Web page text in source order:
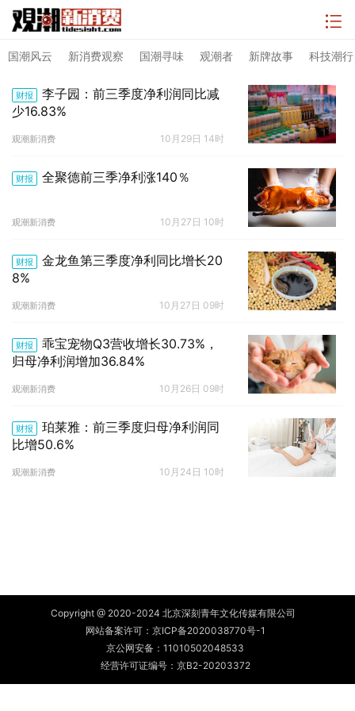
国潮风云 新消费观察 国潮寻味 观潮者 新牌故事 科技潮行
财报
李子园：前三季度净利润同比减
少16.83%
观潮新消费 10月29日 14时
财报 全聚德前三季净利涨140％
观潮新消费 10月27日 10时
财报
金龙鱼第三季度净利同比增长20
8%
观潮新消费 10月27日 09时
财报
乖宝宠物Q3营收增长30.73%，
归母净利润增加36.84%
观潮新消费 10月26日 09时
财报
珀莱雅：前三季度归母净利润同
比增50.6%
观潮新消费 10月24日 10时
Copyright @ 2020-2024 北京深刻青年文化传媒有限公司
网站备案许可： 京ICP备2020038770号-1
京公网安备： 11010502048533
经营许可证编号：京B2-20203372